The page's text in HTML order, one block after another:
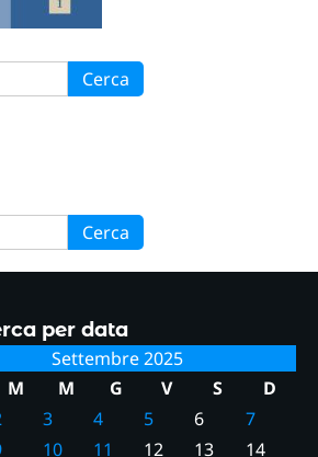
per data
Settembre 2025
M M G V S
D
3 4 5 6
7
10 11 12 13 14